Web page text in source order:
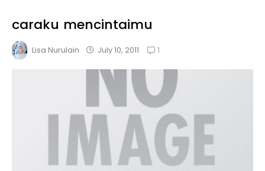
caraku mencintaimu
Lisa Nurulain July 10, 2011 1